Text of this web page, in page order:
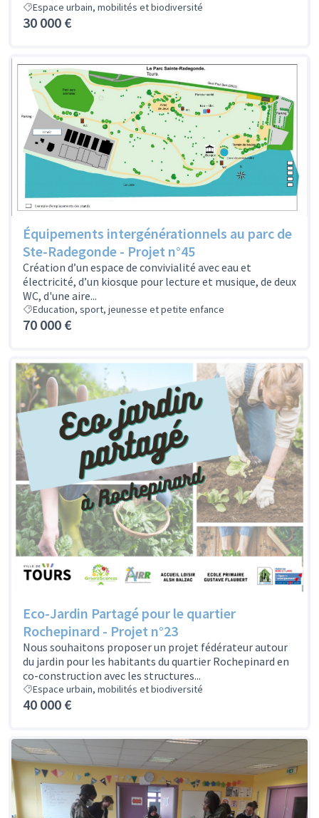
Espace urbain, mobilités et biodiversité
30 000 €
Équipements intergénérationnels au parc de
Ste-Radegonde - Projet n°45
Création d’un espace de convivialité avec eau et
électricité, d’un kiosque pour lecture et musique, de deux
WC, d'une aire...
Education, sport, jeunesse et petite enfance
70 000 €
Eco-Jardin Partagé pour le quartier
Rochepinard - Projet n°23
Nous souhaitons proposer un projet fédérateur autour
du jardin pour les habitants du quartier Rochepinard en
co-construction avec les structures...
Espace urbain, mobilités et biodiversité
40 000 €